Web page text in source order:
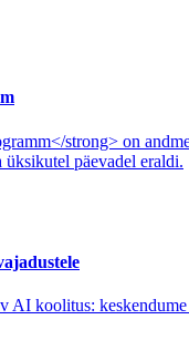
strong> on
üksikutel päevadel eraldi.
AI koolitus: